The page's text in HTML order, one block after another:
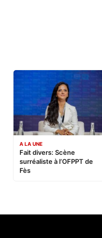
A LA UNE
Fait divers: Scène
surréaliste à l’OFPPT de
Fès